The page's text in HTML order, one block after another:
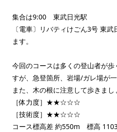
集合は9:00 東武日光駅
〔電車〕リバティけごん3号 東
ます。
今回のコースは多くの登山者が
すが、急登箇所、岩場/ガレ場が一
また、木の根に注意して歩きまし
［体力度］★★☆☆☆
［技術度］★★☆☆☆
コース標高差 約550m 標高